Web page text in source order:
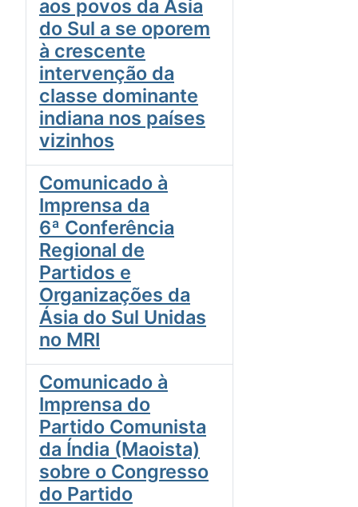
aos povos da Ásia
do Sul a se oporem
à crescente
intervenção da
classe dominante
indiana nos países
vizinhos
Comunicado à
Imprensa da
6ª Conferência
Regional de
Partidos e
Organizações da
Ásia do Sul Unidas
no MRI
Comunicado à
Imprensa do
Partido Comunista
da Índia (Maoista)
sobre o Congresso
do Partido